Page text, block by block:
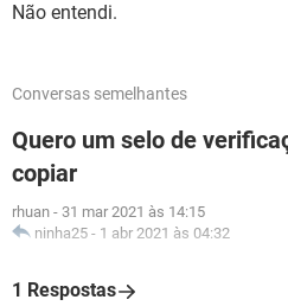
Não entendi.
Conversas semelhantes
Quero um selo de
copiar
rhuan - 31 mar 2021 às 14:15
ninha25 - 1 abr 2021 às 04:32
1 Respostas